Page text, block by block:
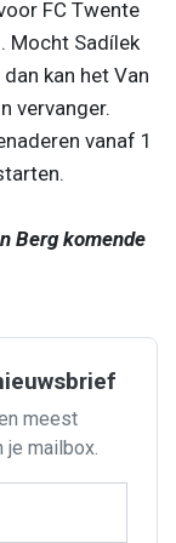
FC Twente
Mocht Sadílek
kan het Van
vervanger.
vanaf 1
Berg komende
meest
je mailbox.